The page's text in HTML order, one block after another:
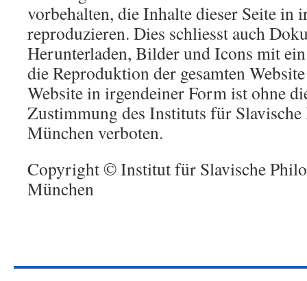
vorbehalten, die Inhalte dieser Seite in
reproduzieren. Dies schliesst auch
Herunterladen, Bilder und Icons mit
die Reproduktion der gesamten
Website in irgendeiner Form ist ohne
Zustimmung des Instituts für
München verboten.
Copyright © Institut für Slavische
München